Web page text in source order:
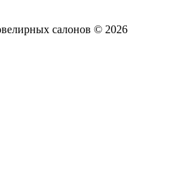
салонов © 2026